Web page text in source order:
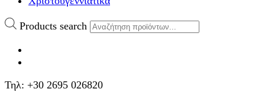
Products search
Τηλ: +30 2695 026820